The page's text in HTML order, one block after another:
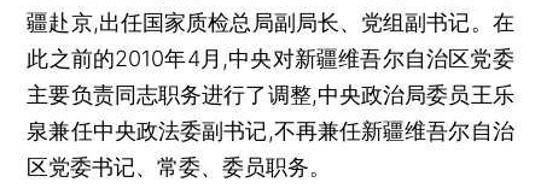
疆赴京,出任国家质检总局副局长、党组副书记。在
此之前的2010年4月,中央对新疆维吾尔自治区党委
主要负责同志职务进行了调整,中央政治局委员王乐
泉兼任中央政法委副书记,不再兼任新疆维吾尔自治
区党委书记、常委、委员职务。